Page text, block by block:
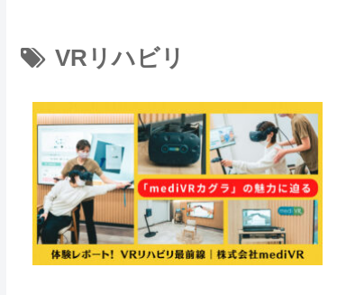
VRリハビリ